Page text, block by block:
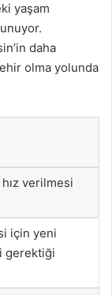
yaşam
daha
olma yolunda
verilmesi
için yeni
gerektiği